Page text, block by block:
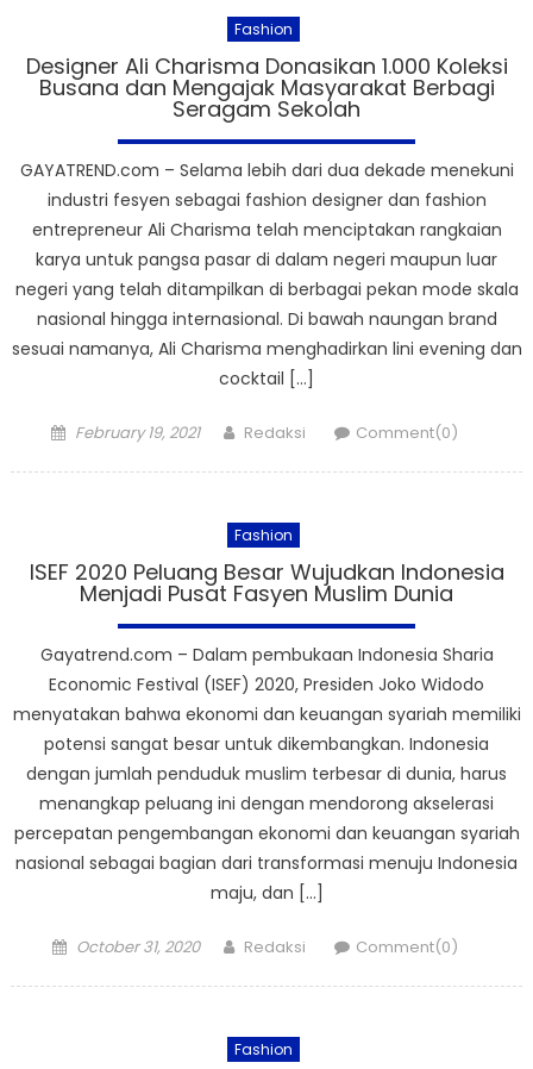
Fashion
Designer Ali Charisma Donasikan 1.000 Koleksi
Busana dan Mengajak Masyarakat Berbagi
Seragam Sekolah
GAYATREND.com – Selama lebih dari dua dekade menekuni
industri fesyen sebagai fashion designer dan fashion
entrepreneur Ali Charisma telah menciptakan rangkaian
karya untuk pangsa pasar di dalam negeri maupun luar
negeri yang telah ditampilkan di berbagai pekan mode skala
nasional hingga internasional. Di bawah naungan brand
sesuai namanya, Ali Charisma menghadirkan lini evening dan
cocktail […]
Posted
February 19, 2021 Author
Redaksi Comment(0)
Fashion
ISEF 2020 Peluang Besar Wujudkan Indonesia
Menjadi Pusat Fasyen Muslim Dunia
Gayatrend.com – Dalam pembukaan Indonesia Sharia
Economic Festival (ISEF) 2020, Presiden Joko Widodo
menyatakan bahwa ekonomi dan keuangan syariah memiliki
potensi sangat besar untuk dikembangkan. Indonesia
dengan jumlah penduduk muslim terbesar di dunia, harus
menangkap peluang ini dengan mendorong akselerasi
percepatan pengembangan ekonomi dan keuangan syariah
nasional sebagai bagian dari transformasi menuju Indonesia
maju, dan […]
Posted
October 31, 2020 Author
Redaksi Comment(0)
Fashion